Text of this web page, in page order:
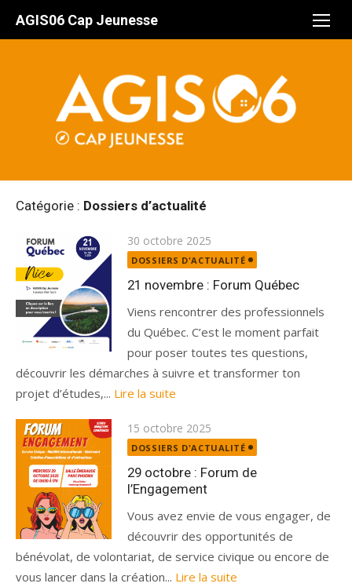
AGIS06 Cap Jeunesse
Catégorie : Dossiers d’actualité
Publié
le
30 octobre 2025
DOSSIERS D'ACTUALITÉ
21 novembre : Forum Québec
Viens rencontrer des professionnels
du Québec. C’est le moment parfait
pour poser toutes tes questions,
découvrir les démarches à suivre et transformer ton
projet d’études,... Lire la suite
Publié
le
15 octobre 2025
DOSSIERS D'ACTUALITÉ
29 octobre : Forum de
l’Engagement
Vous avez envie de vous engager, de
découvrir des opportunités de
bénévolat, de volontariat, de service civique ou encore de
vous lancer dans la création... Lire la suite